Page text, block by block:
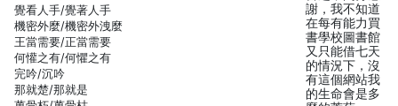
覺看人手/覺著人手
機密外麼/機密外洩麼
王當需要/正當需要
何懽之有/何懼之有
完吟/沉吟
那就楚/那就是
謝，我不知道
在每有能力買
書學校圖書館
又只能借七天
的情況下，沒
有這個網站我
的生命會是多